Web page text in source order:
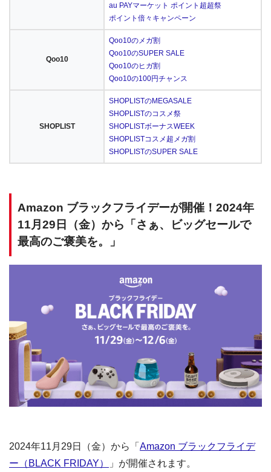
au PAYマーケット ポイント超超祭
ポイント倍々キャンペーン
Qoo10
Qoo10のメガ割
Qoo10のSUPER SALE
Qoo10のヒガ割
Qoo10の100円チャンス
SHOPLIST
SHOPLISTのMEGASALE
SHOPLISTのコスメ祭
SHOPLISTボーナスWEEK
SHOPLISTコスメ超メガ割
SHOPLISTのSUPER SALE
Amazon ブラックフライデーが開催！2024年
11月29日（金）から「さぁ、ビッグセールで
最高のご褒美を。」
2024年11月29日（金）から「 Amazon ブラックフライデ
ー（BLACK FRIDAY）
」が開催されます。